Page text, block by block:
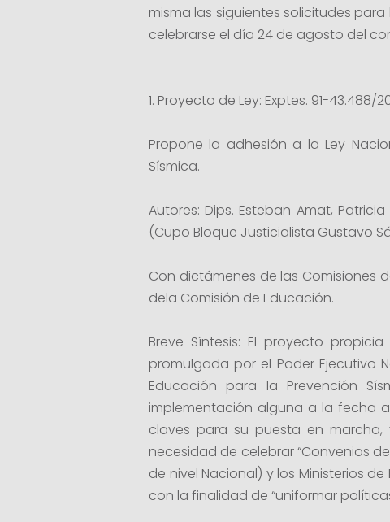
misma las siguientes solicitudes
celebrarse el día 24 de agosto del
1. Proyecto de Ley: Exptes. 91-
Propone la adhesión a la Ley
Sísmica.
Autores: Dips. Esteban Amat,
(Cupo Bloque Justicialista Gustavo
Con dictámenes de las Comisiones
dela Comisión de Educación.
Breve Síntesis: El proyecto
promulgada por el Poder Ejecutivo
Educación para la Prevención
implementación alguna a la fecha
claves para su puesta en
necesidad de celebrar “Convenios
de nivel Nacional) y los Ministerios
con la finalidad de “uniformar